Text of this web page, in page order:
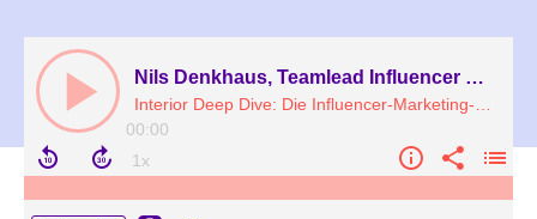
Nils Denkhaus, Teamlead Influencer Marketing bei benuta
00:00